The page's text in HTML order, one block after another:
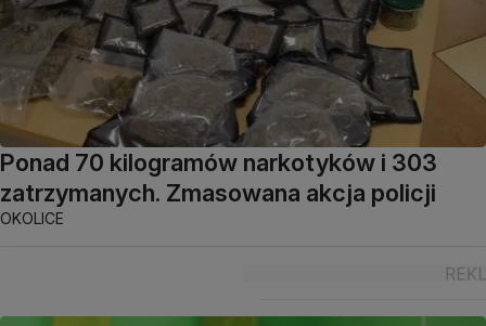
Ponad 70 kilogramów narkotyków i 303
zatrzymanych. Zmasowana akcja policji
OKOLICE